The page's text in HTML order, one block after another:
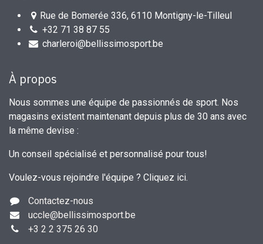
Rue de Bomerée 336, 6110 Montigny-le-Tilleul
+32 71 38 87 55
charleroi@bellissimosport.be
À propos
Nous sommes une équipe de passionnés de sport. Nos
magasins existent maintenant depuis plus de 30 ans avec
la même devise :
Un conseil spécialisé et personnalisé pour tous!
Voulez-vous rejoindre l'équipe ? Cliquez ici.
Contactez-nous
uccle@bellissimosport.be
+3 2 2 375 26 30